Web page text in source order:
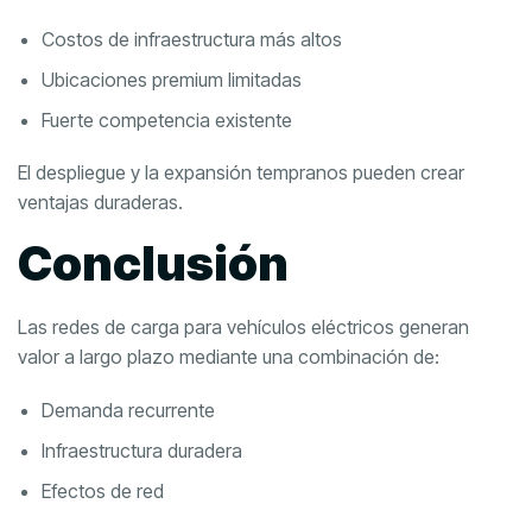
Costos de infraestructura más altos
Ubicaciones premium limitadas
Fuerte competencia existente
El despliegue y la expansión tempranos pueden crear
ventajas duraderas.
Conclusión
Las redes de carga para vehículos eléctricos generan
valor a largo plazo mediante una combinación de:
Demanda recurrente
Infraestructura duradera
Efectos de red